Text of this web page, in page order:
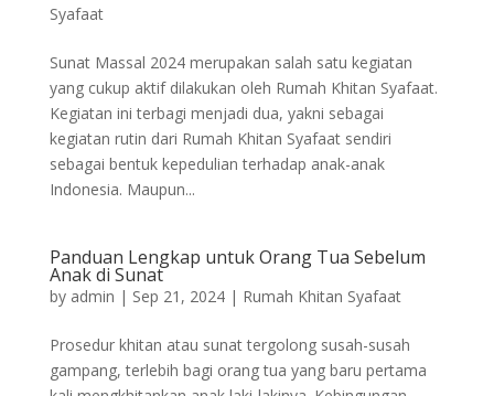
Syafaat
Sunat Massal 2024 merupakan salah satu kegiatan
yang cukup aktif dilakukan oleh Rumah Khitan Syafaat.
Kegiatan ini terbagi menjadi dua, yakni sebagai
kegiatan rutin dari Rumah Khitan Syafaat sendiri
sebagai bentuk kepedulian terhadap anak-anak
Indonesia. Maupun...
Panduan Lengkap untuk Orang Tua Sebelum
Anak di Sunat
by admin | Sep 21, 2024| Rumah Khitan Syafaat
Prosedur khitan atau sunat tergolong susah-susah
gampang, terlebih bagi orang tua yang baru pertama